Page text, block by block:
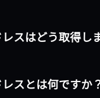
スはどう取得し
スとは何ですか